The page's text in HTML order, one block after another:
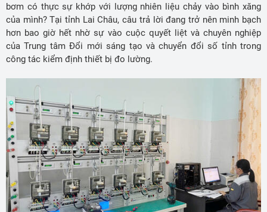
bơm có thực sự khớp với lượng nhiên liệu chảy vào bình xăng
của mình? Tại tỉnh Lai Châu, câu trả lời đang trở nên minh bạch
hơn bao giờ hết nhờ sự vào cuộc quyết liệt và chuyên nghiệp
của Trung tâm Đổi mới sáng tạo và chuyển đổi số tỉnh trong
công tác kiểm định thiết bị đo lường.